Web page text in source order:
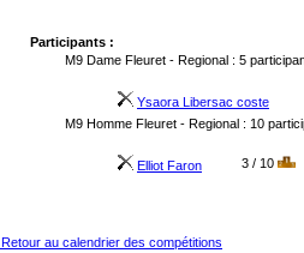
Participants :
M9 Dame Fleuret - Regional : 5
Ysaora Libersac coste
M9 Homme Fleuret - Regional : 10
Elliot Faron 3 / 10
Retour au calendrier des compétitions